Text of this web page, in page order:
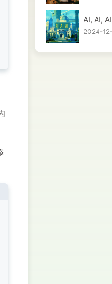
AI, AI, AI
2024-